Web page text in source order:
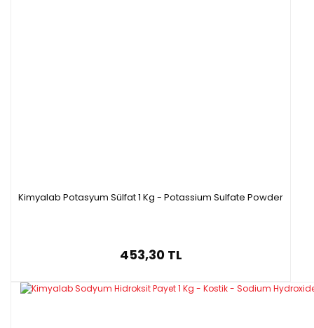
Kimyalab Potasyum Sülfat 1 Kg - Potassium Sulfate Powder
453,30 TL